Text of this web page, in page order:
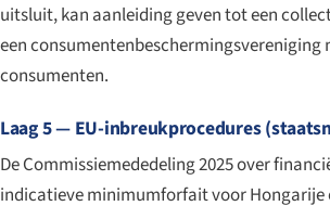
uitsluit, kan aanleiding geven tot een
een consumentenbeschermingsvereniging
consumenten.
Laag 5 — EU-inbreukprocedures
De Commissiemededeling 2025 over
indicatieve minimumforfait voor Hongarije